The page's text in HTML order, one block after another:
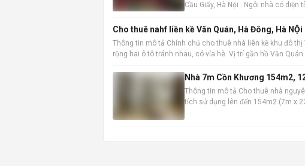
Cầu Giấy, Hà Nội . Ngôi nhà có
Cho thuê nahf liền kề Văn Quán, Hà Đông, Hà NỘi
Thông tin mô tả Chính chủ cho thuê nhà liên kề khu đô
rộng hai ô tô tránh nhau, có vỉa hè. Vị trí gần hồ Văn
Nhà 7m Cồn Khương 154m2,
Thông tin mô tả Cho thuê nhà
tích sử dụng lên đến 154m2 (7m x